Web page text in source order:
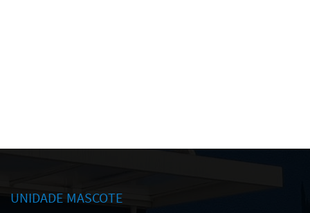
UNIDADE MASCOTE